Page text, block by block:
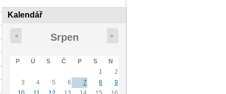
Kalendář
« Srpen »
P Ú S Č P S
N
1
2
3
4 5 6 7 8
9